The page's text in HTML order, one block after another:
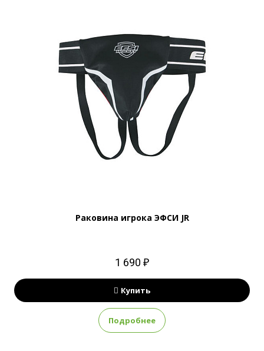
Раковина игрока ЭФСИ JR
1 690 ₽
Купить
Подробнее